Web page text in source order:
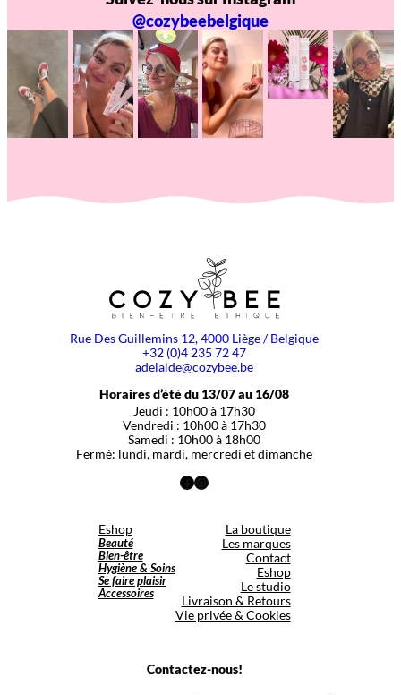
@cozybeebelgique
Rue Des Guillemins 12, 4000 Liège / Belgique
+32 (0)4 235 72 47
adelaide@cozybee.be
Horaires d’été du 13/07 au 16/08
Jeudi : 10h00 à 17h30
Vendredi : 10h00 à 17h30
Samedi : 10h00 à 18h00
Fermé: lundi, mardi, mercredi et dimanche
Facebook
Instagram
Eshop
Beauté
Bien-être
Hygiène & Soins
Se faire plaisir
Accessoires
La boutique
Les marques
Contact
Eshop
Le studio
Livraison & Retours
Vie privée & Cookies
Contactez-nous!